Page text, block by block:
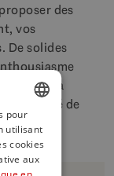
des
vos
De solides
trouver la
propriété de
ENGLISH
SPANISH
pour
utilisant
cookies
aux